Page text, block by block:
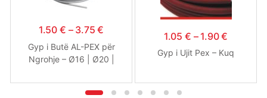
1.50 € – 3.75€
Gyp i Butë AL-PEX për
Ngrohje – Ø16 | Ø20 |
1.05 € – 1.90€
Gyp i Ujit Pex – Kuq